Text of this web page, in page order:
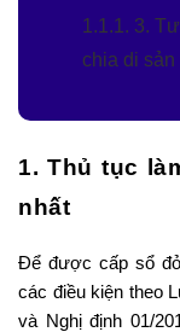
1.1.1. 3.
chia di
1. Thủ tục
nhất
Để được cấp sổ
các điều kiện theo
và Nghị định 01/